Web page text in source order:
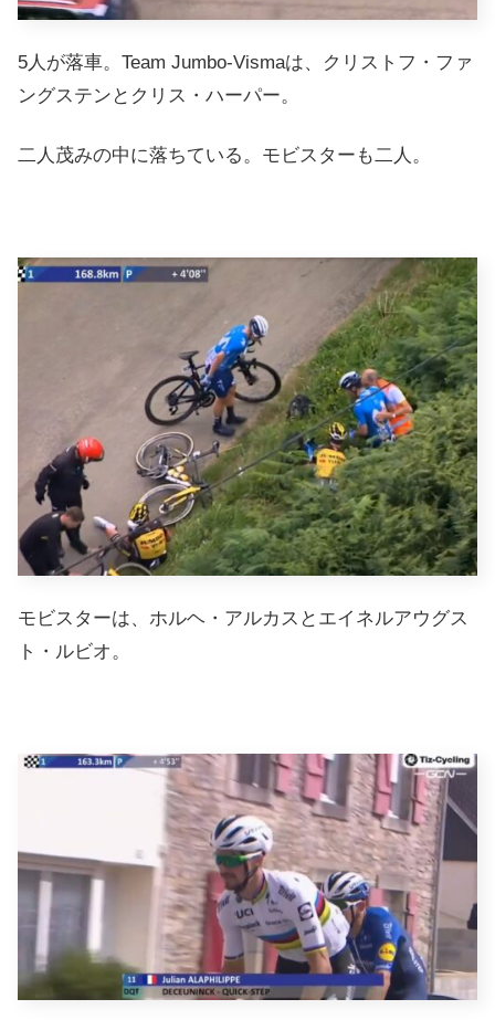
5人が落車。Team Jumbo-Vismaは、クリストフ・ファ
ングステンとクリス・ハーパー。
二人茂みの中に落ちている。モビスターも二人。
モビスターは、ホルヘ・アルカスとエイネルアウグス
ト・ルビオ。